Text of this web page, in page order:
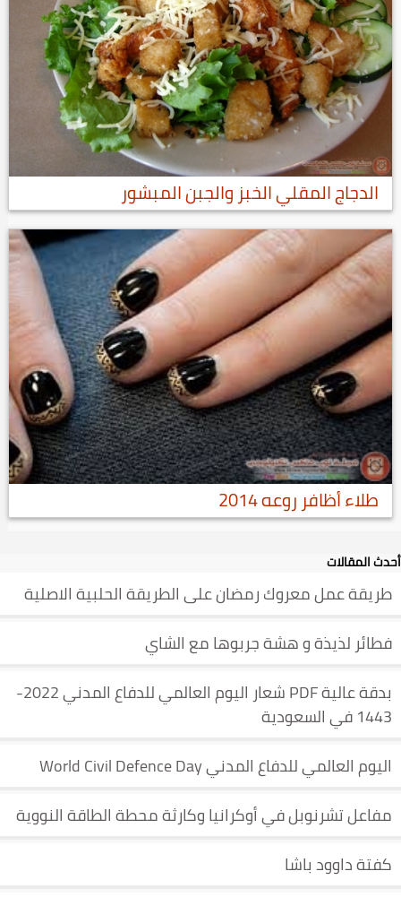
الدجاج المقلي الخبز والجبن المبشور
طلاء أظافر روعه 2014
أحدث المقالات
طريقة عمل معروك رمضان على الطريقة الحلبية الاصلية
فطائر لذيذة و هشة جربوها مع الشاي
بدقة عالية PDF شعار اليوم العالمي للدفاع المدني 2022-
1443 في السعودية
اليوم العالمي للدفاع المدني World Civil Defence Day
مفاعل تشرنوبل في أوكرانيا وكارثة محطة الطاقة النووية
كفتة داوود باشا